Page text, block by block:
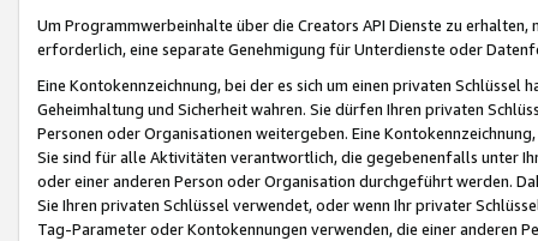
Um Programmwerbeinhalte über die Creators API Dienste zu
erforderlich, eine separate Genehmigung für Unterdienste oder
Eine Kontokennzeichnung, bei der es sich um einen privaten
Geheimhaltung und Sicherheit wahren. Sie dürfen Ihren privaten
Personen oder Organisationen weitergeben. Eine
Sie sind für alle Aktivitäten verantwortlich, die gegebenenfalls unter
oder einer anderen Person oder Organisation durchgeführt werden.
Sie Ihren privaten Schlüssel verwendet, oder wenn Ihr privater
Tag-Parameter oder Kontokennungen verwenden, die einer anderen